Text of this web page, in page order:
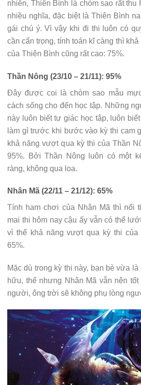
nhiên, Thiên Bình là chòm sao rất
nhiều nghĩa, đặc biệt là Thiên Bình
gái chú ý. Vì vậy khi đi thi luôn có
cần cẩn trọng, tính toán kĩ càng thì
của Thiên Bình cũng rất cao: 75%.
Thần Nông (23/10 – 21/11): 95%
Đây được coi là chòm sao mẫu
cách sống cho đến học tập. Những
này luôn biết tự giác học tập, luôn
làm gì trước khi bước vào kỳ thi cam
khả năng vượt qua kỳ thi của Thần
95%. Bởi Thần Nông luôn có một
ràng, không qua loa.
Nhân Mã (22/11 – 21/12): 65%
Tính ham chơi của Nhân Mã thì nổi
mai thi hôm nay cậu ấy vẫn có thể
vì thế khả năng vượt qua kỳ thi của
65%.
Mặc dù trong kỳ thi này, bạn bè vừa
hữu, thế nhưng Nhân Mã vẫn nên
người, ông trời sẽ không phụ lòng